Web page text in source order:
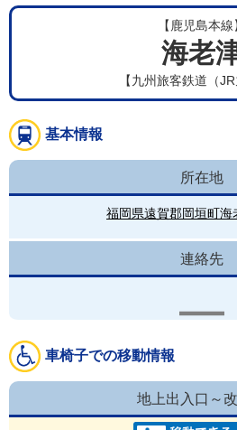
【鹿児島本線
海老
【九州旅客鉄道（JR
基本情報
所在地
福岡県遠賀郡岡垣町海
連絡先
車椅子での移動情報
地上出入口～